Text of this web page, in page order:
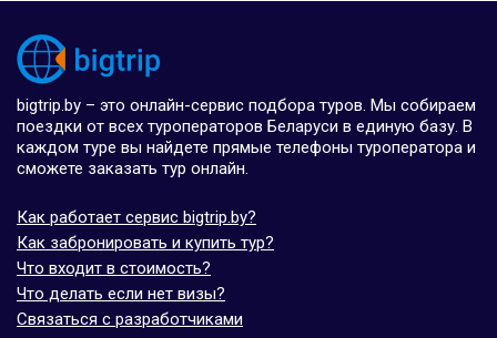
bigtrip.by – это онлайн-сервис подбора туров. Мы собираем
поездки от всех туроператоров Беларуси в единую базу. В
каждом туре вы найдете прямые телефоны туроператора и
сможете заказать тур онлайн.
Как работает сервис bigtrip.by?
Как забронировать и купить тур?
Что входит в стоимость?
Что делать если нет визы?
Связаться с разработчиками